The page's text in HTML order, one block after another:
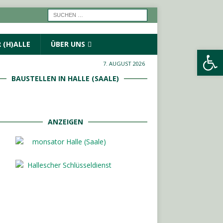
Werkzeugleiste öffnen
(H)ALLE ÜBER UNS
7. AUGUST 2026
BAUSTELLEN IN HALLE (SAALE)
ANZEIGEN